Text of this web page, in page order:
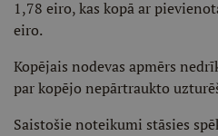
1,78 eiro, kas kopā ar
eiro.
Kopējais nodevas apmērs
par kopējo nepārtraukto
Saistošie noteikumi stāsies